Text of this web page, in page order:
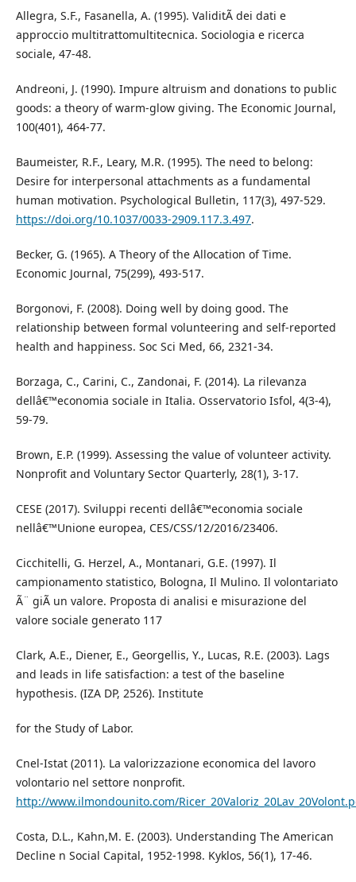
Allegra, S.F., Fasanella, A. (1995). ValiditÃ dei dati e
approccio multitrattomultitecnica. Sociologia e ricerca
sociale, 47-48.
Andreoni, J. (1990). Impure altruism and donations to public
goods: a theory of warm-glow giving. The Economic Journal,
100(401), 464-77.
Baumeister, R.F., Leary, M.R. (1995). The need to belong:
Desire for interpersonal attachments as a fundamental
human motivation. Psychological Bulletin, 117(3), 497-529.
https://doi.org/10.1037/0033-2909.117.3.497.
Becker, G. (1965). A Theory of the Allocation of Time.
Economic Journal, 75(299), 493-517.
Borgonovi, F. (2008). Doing well by doing good. The
relationship between formal volunteering and self-reported
health and happiness. Soc Sci Med, 66, 2321-34.
Borzaga, C., Carini, C., Zandonai, F. (2014). La rilevanza
dellâ€™economia sociale in Italia. Osservatorio Isfol, 4(3-4),
59-79.
Brown, E.P. (1999). Assessing the value of volunteer activity.
Nonprofit and Voluntary Sector Quarterly, 28(1), 3-17.
CESE (2017). Sviluppi recenti dellâ€™economia sociale
nellâ€™Unione europea, CES/CSS/12/2016/23406.
Cicchitelli, G. Herzel, A., Montanari, G.E. (1997). Il
campionamento statistico, Bologna, Il Mulino. Il volontariato
Ã¨ giÃ un valore. Proposta di analisi e misurazione del
valore sociale generato 117
Clark, A.E., Diener, E., Georgellis, Y., Lucas, R.E. (2003). Lags
and leads in life satisfaction: a test of the baseline
hypothesis. (IZA DP, 2526). Institute
for the Study of Labor.
Cnel-Istat (2011). La valorizzazione economica del lavoro
volontario nel settore nonprofit.
http://www.ilmondounito.com/
Costa, D.L., Kahn,M. E. (2003). Understanding The American
Decline n Social Capital, 1952-1998. Kyklos, 56(1), 17-46.